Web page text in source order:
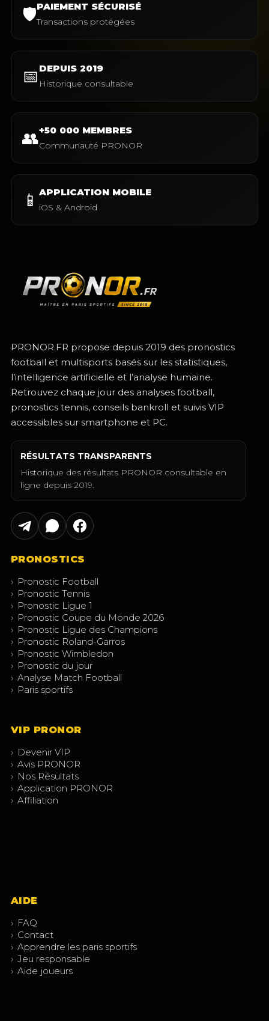
🛡️PAIEMENT SÉCURISÉ
Transactions protégées
📅 DEPUIS 2019
Historique consultable
👥+50 000 MEMBRES
Communauté PRONOR
📱 APPLICATION MOBILE
iOS & Android
PRONOR.FR propose depuis 2019 des pronostics
football et multisports basés sur les statistiques,
l’intelligence artificielle et l’analyse humaine.
Retrouvez chaque jour des analyses football,
pronostics tennis, conseils bankroll et suivis VIP
accessibles sur smartphone et PC.
RÉSULTATS TRANSPARENTS
Historique des résultats PRONOR consultable en
ligne depuis 2019.
PRONOSTICS
› Pronostic Football
› Pronostic Tennis
› Pronostic Ligue 1
› Pronostic Coupe du Monde 2026
› Pronostic Ligue des Champions
› Pronostic Roland-Garros
› Pronostic Wimbledon
› Pronostic du jour
› Analyse Match Football
› Paris sportifs
VIP PRONOR
› Devenir VIP
› Avis PRONOR
› Nos Résultats
› Application PRONOR
› Affiliation
AIDE
› FAQ
› Contact
› Apprendre les paris sportifs
› Jeu responsable
› Aide joueurs